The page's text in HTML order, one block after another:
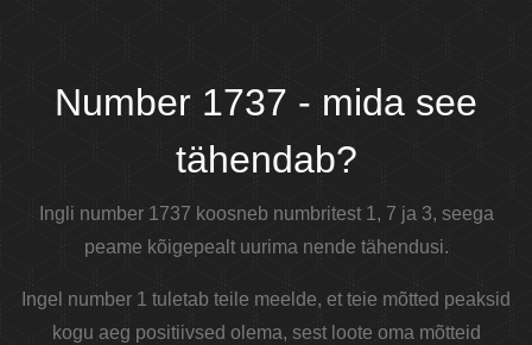
Number 1737 - mida see
tähendab?
Ingli number 1737 koosneb numbritest 1, 7 ja 3, seega
peame kõigepealt uurima nende tähendusi.
Ingel number 1 tuletab teile meelde, et teie mõtted peaksid
kogu aeg positiivsed olema, sest loote oma mõtteid